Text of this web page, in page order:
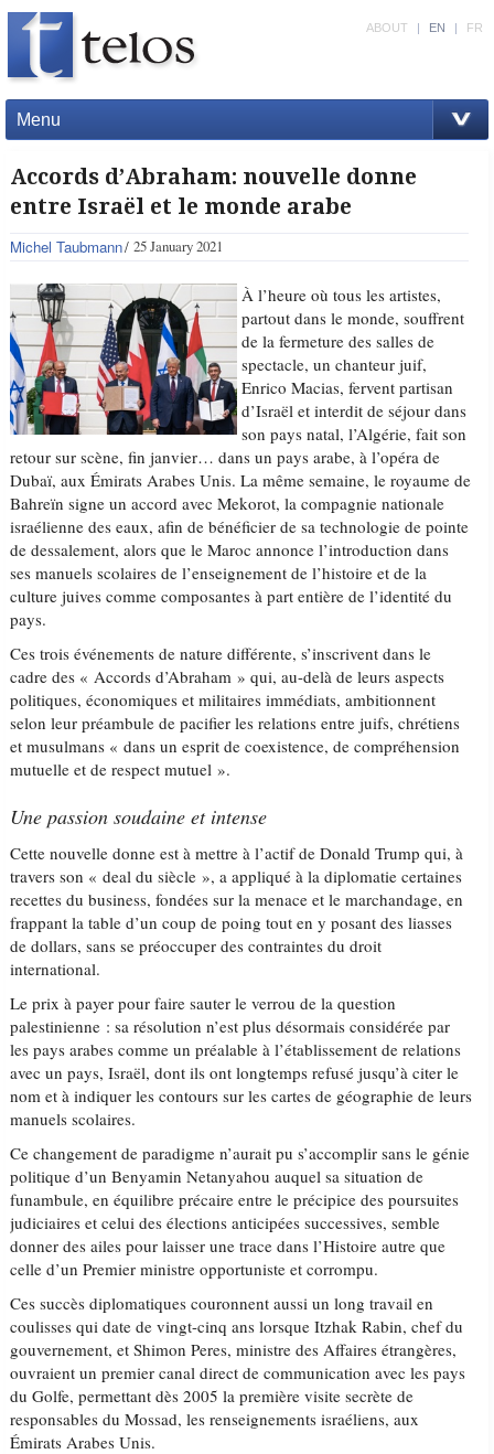
Menu
ABOUT | EN | FR
Accords d’Abraham: nouvelle donne
entre Israël et le monde arabe
Michel Taubmann 25 January 2021
À l’heure où tous les artistes,
partout dans le monde, souffrent
de la fermeture des salles de
spectacle, un chanteur juif,
Enrico Macias, fervent partisan
d’Israël et interdit de séjour dans
son pays natal, l’Algérie, fait son
retour sur scène, fin janvier… dans un pays arabe, à l’opéra de
Dubaï, aux Émirats Arabes Unis. La même semaine, le royaume de
Bahreïn signe un accord avec Mekorot, la compagnie nationale
israélienne des eaux, afin de bénéficier de sa technologie de pointe
de dessalement, alors que le Maroc annonce l’introduction dans
ses manuels scolaires de l’enseignement de l’histoire et de la
culture juives comme composantes à part entière de l’identité du
pays.
Ces trois événements de nature différente, s’inscrivent dans le
cadre des « Accords d’Abraham » qui, au-delà de leurs aspects
politiques, économiques et militaires immédiats, ambitionnent
selon leur préambule de pacifier les relations entre juifs, chrétiens
et musulmans « dans un esprit de coexistence, de compréhension
mutuelle et de respect mutuel ».
Une passion soudaine et intense
Cette nouvelle donne est à mettre à l’actif de Donald Trump qui, à
travers son « deal du siècle », a appliqué à la diplomatie certaines
recettes du business, fondées sur la menace et le marchandage, en
frappant la table d’un coup de poing tout en y posant des liasses
de dollars, sans se préoccuper des contraintes du droit
international.
Le prix à payer pour faire sauter le verrou de la question
palestinienne : sa résolution n’est plus désormais considérée par
les pays arabes comme un préalable à l’établissement de relations
avec un pays, Israël, dont ils ont longtemps refusé jusqu’à citer le
nom et à indiquer les contours sur les cartes de géographie de leurs
manuels scolaires.
Ce changement de paradigme n’aurait pu s’accomplir sans le génie
politique d’un Benyamin Netanyahou auquel sa situation de
funambule, en équilibre précaire entre le précipice des poursuites
judiciaires et celui des élections anticipées successives, semble
donner des ailes pour laisser une trace dans l’Histoire autre que
celle d’un Premier ministre opportuniste et corrompu.
Ces succès diplomatiques couronnent aussi un long travail en
coulisses qui date de vingt-cinq ans lorsque Itzhak Rabin, chef du
gouvernement, et Shimon Peres, ministre des Affaires étrangères,
ouvraient un premier canal direct de communication avec les pays
du Golfe, permettant dès 2005 la première visite secrète de
responsables du Mossad, les renseignements israéliens, aux
Émirats Arabes Unis.